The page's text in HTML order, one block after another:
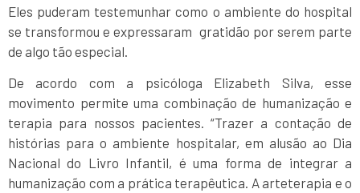
Eles puderam testemunhar como o ambiente do hospital
se transformou e expressaram gratidão por serem parte
de algo tão especial.
De acordo com a psicóloga Elizabeth Silva, esse
movimento permite uma combinação de humanização e
terapia para nossos pacientes. “Trazer a contação de
histórias para o ambiente hospitalar, em alusão ao Dia
Nacional do Livro Infantil, é uma forma de integrar a
humanização com a prática terapêutica. A arteterapia e o